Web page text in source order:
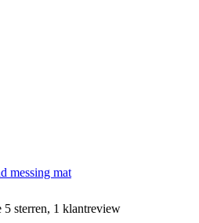
messing mat
5 sterren, 1 klantreview